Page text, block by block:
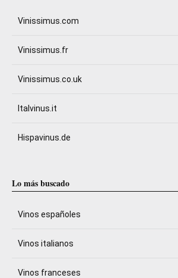
Vinissimus.com
Vinissimus.fr
Vinissimus.co.uk
Italvinus.it
Hispavinus.de
Lo más buscado
Vinos españoles
Vinos italianos
Vinos franceses